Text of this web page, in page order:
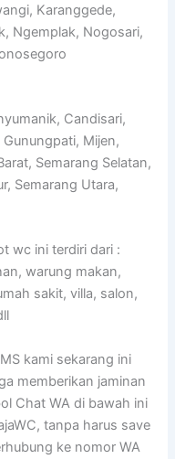
Karanggede,
Ngemplak, Nogosari,
Candisari,
Mijen,
Semarang Selatan,
Semarang Utara,
wc ini terdiri dari :
warung makan,
sakit, villa, salon,
kami sekarang ini
memberikan jaminan
Chat WA di bawah ini
tanpa harus save
ke nomor WA